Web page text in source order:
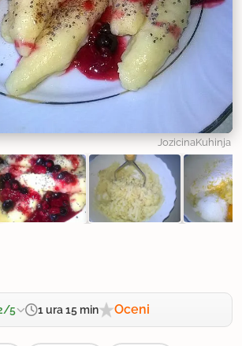
JozicinaKuhinja
5 1 ura 15 min Oceni